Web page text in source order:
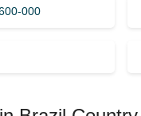
000